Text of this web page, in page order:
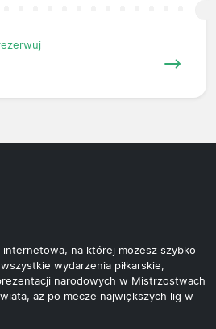
na której możesz szybko
wydarzenia piłkarskie,
narodowych w Mistrzostwach
aż po mecze największych lig w